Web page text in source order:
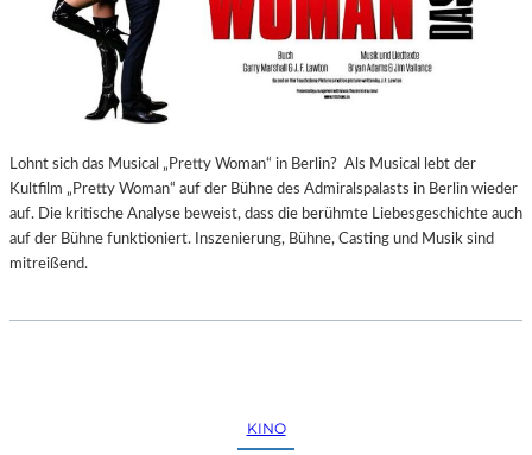
Lohnt sich das Musical „Pretty Woman“ in Berlin? Als Musical lebt der
Kultfilm „Pretty Woman“ auf der Bühne des Admiralspalasts in Berlin wieder
auf. Die kritische Analyse beweist, dass die berühmte Liebesgeschichte auch
auf der Bühne funktioniert. Inszenierung, Bühne, Casting und Musik sind
mitreißend.
KINO